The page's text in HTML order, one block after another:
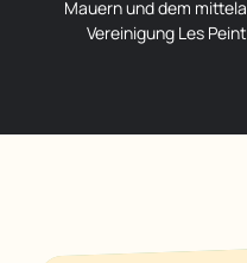
Mauern und dem
Vereinigung Les